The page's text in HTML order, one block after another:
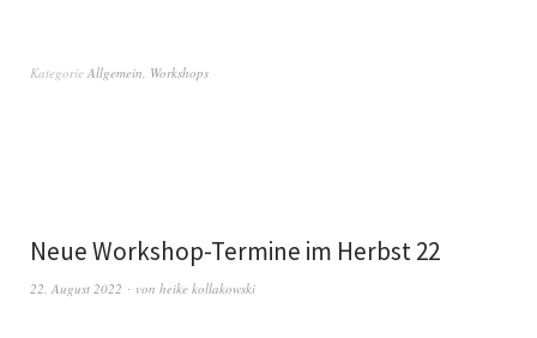
Kategorie Allgemein Workshops
Neue Workshop-Termine im Herbst 22
22. August 2022 von heike kollakowski